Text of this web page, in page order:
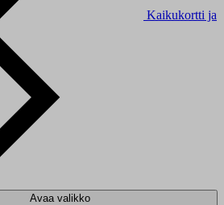
Kaikukortti ja
Avaa valikko